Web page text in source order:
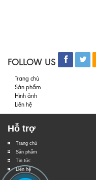
FOLLOW US
Trang chủ
Sản phẩm
Hình ảnh
Liên hệ
Hỗ trợ
Trang chủ
Sản phẩm
Tin tức
Liên hệ